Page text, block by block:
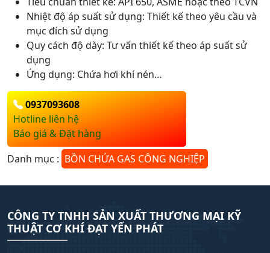
Nhiệt độ áp suất sử dụng: Thiết kế theo yêu cầu và
mục đích sử dụng
Quy cách độ dày: Tư vấn thiết kế theo áp suất sử
dụng
Ứng dụng: Chứa hơi khí nén…
0937093608
Hotline liên hệ
Báo giá & Đặt hàng
Danh mục : BỒN CHỨA GAS CÔNG NGHIỆP
CÔNG TY TNHH SẢN XUẤT THƯƠNG MẠI KỸ
THUẬT CƠ KHÍ ĐẠT YẾN PHÁT